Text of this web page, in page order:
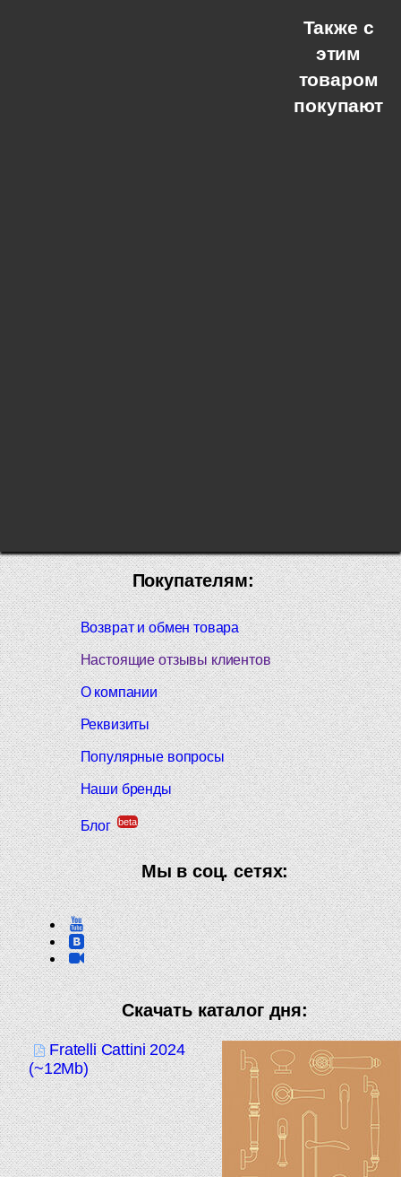
Также с
этим
товаром
покупают
Покупателям:
Возврат и обмен товара
Настоящие отзывы клиентов
О компании
Реквизиты
Популярные вопросы
Наши бренды
Блог beta
Мы в соц. сетях:
Скачать каталог дня:
Fratelli Cattini 2024
(~12Mb)